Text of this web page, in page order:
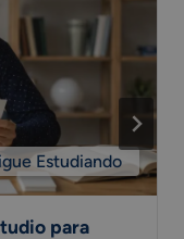
Estudiando
para